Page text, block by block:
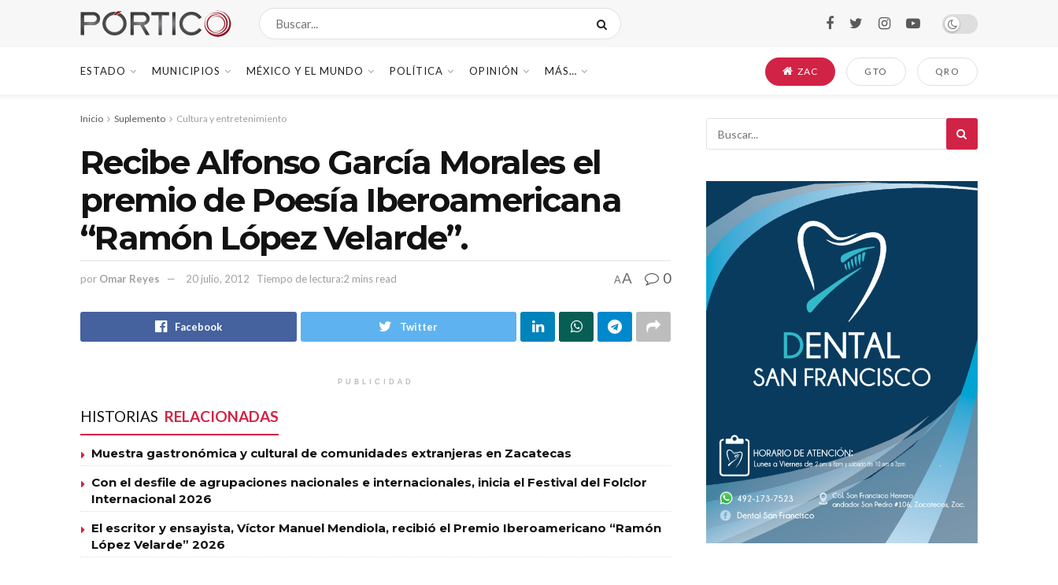
ESTADO MUNICIPIOS MÉXICO Y EL MUNDO POLÍTICA OPINIÓN MÁS… ZAC GTO QRO
Inicio Suplemento Cultura y entretenimiento
Recibe Alfonso García Morales el
premio de Poesía Iberoamericana
“Ramón López Velarde”.
por Omar Reyes 20 julio, 2012 Tiempo de lectura:2 mins read AA 0
Facebook Twitter
PUBLICIDAD
HISTORIAS RELACIONADAS
Muestra gastronómica y cultural de comunidades extranjeras en Zacatecas
Con el desfile de agrupaciones nacionales e internacionales, inicia el Festival del Folclor
Internacional 2026
El escritor y ensayista, Víctor Manuel Mendiola, recibió el Premio Iberoamericano “Ramón
López Velarde” 2026